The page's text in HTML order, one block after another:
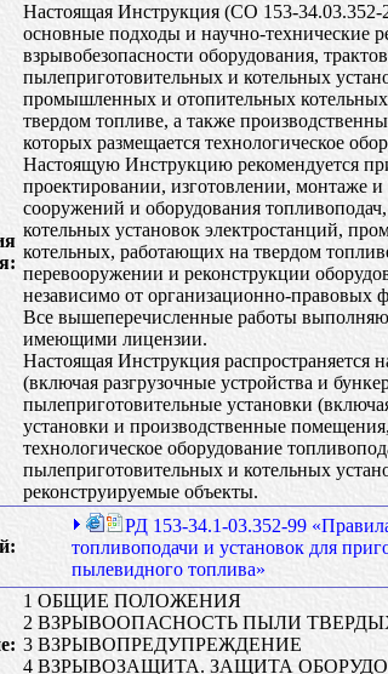
Настоящая Инструкция (СО 153-34.03.352-
основные подходы и научно-технические
взрывобезопасности оборудования,
пылеприготовительных и котельных
промышленных и отопительных
твердом топливе, а также
которых размещается технологическое
Настоящую Инструкцию рекомендуется
проектировании, изготовлении, монтаже и
сооружений и оборудования
котельных установок электростанций,
котельных, работающих на твердом
перевооружении и реконструкции
независимо от организационно-правовых
Все вышеперечисленные работы
имеющими лицензии.
Настоящая Инструкция распространяется
(включая разгрузочные устройства и
пылеприготовительные установки
установки и производственные
технологическое оборудование
пылеприготовительных и котельных
реконструируемые объекты.
РД 153-34.1-03.352-99
топливоподачи и установок для
пылевидного топлива»
1 ОБЩИЕ ПОЛОЖЕНИЯ
2 ВЗРЫВООПАСНОСТЬ ПЫЛИ
3 ВЗРЫВОПРЕДУПРЕЖДЕНИЕ
4 ВЗРЫВОЗАЩИТА. ЗАЩИТА